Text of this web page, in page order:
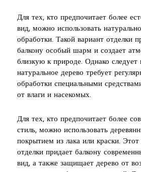
Для тех, кто предпочитает более
вид, можно использовать
обработки. Такой вариант отделки
балкону особый шарм и создает
близкую к природе. Однако следует
натуральное дерево требует
обработки специальными
от влаги и насекомых.
Для тех, кто предпочитает более
стиль, можно использовать
покрытием из лака или краски. Этот
отделки придает балкону
вид, а также защищает дерево от